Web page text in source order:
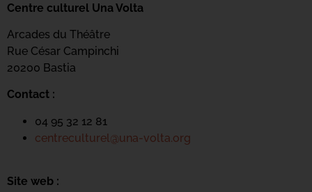
Centre culturel Una Volta
Arcades du Théâtre
Rue César Campinchi
20200 Bastia
Contact :
04 95 32 12 81
centreculturel@una-volta.org
Site web :